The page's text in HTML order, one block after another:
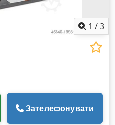
1 /3
Зателефонувати